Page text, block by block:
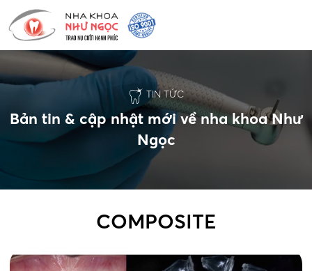
TIN TỨC
Bản tin & cập nhật mới về nha khoa Như
Ngọc
COMPOSITE